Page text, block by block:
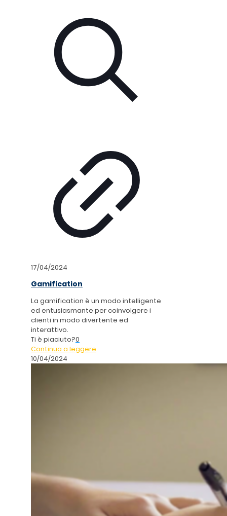
17/04/2024
Gamification
La gamification è un modo intelligente
ed entusiasmante per coinvolgere i
clienti in modo divertente ed
interattivo.
Ti è piaciuto?0
Continua a leggere
10/04/2024